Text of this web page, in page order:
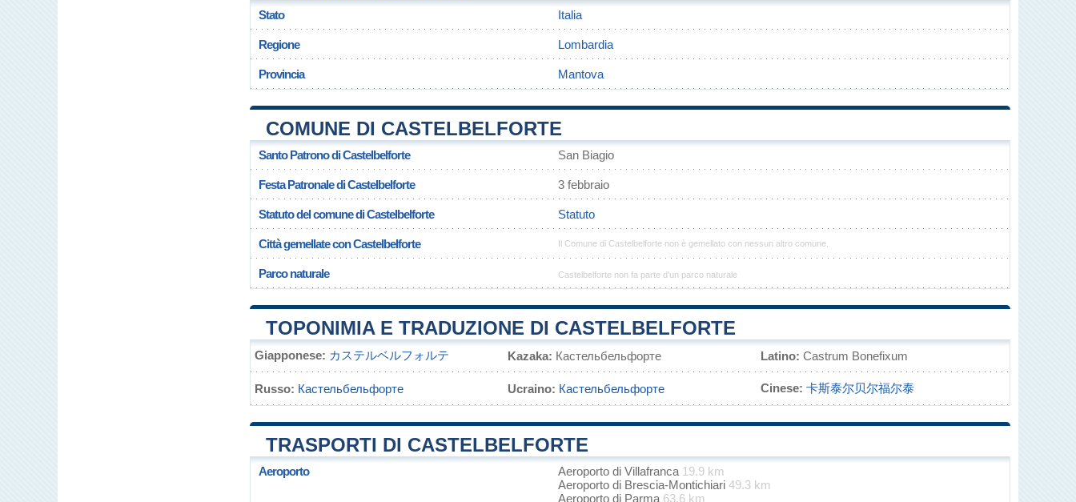
Stato Italia
Regione Lombardia
Provincia Mantova
COMUNE DI CASTELBELFORTE
Santo Patrono di Castelbelforte San Biagio
Festa Patronale di Castelbelforte 3 febbraio
Statuto del comune di Castelbelforte Statuto
Città gemellate con Castelbelforte Il Comune di Castelbelforte non è gemellato con nessun altro comune.
Parco naturale Castelbelforte non fa parte d'un parco naturale
TOPONIMIA E TRADUZIONE DI CASTELBELFORTE
Giapponese: カステルベルフォルテ Kazaka: Кастельбельфорте Latino: Castrum Bonefixum
Russo: Кастельбельфорте Ucraino: Кастельбельфорте Cinese: 卡斯泰尔贝尔福尔泰
TRASPORTI DI CASTELBELFORTE
Aeroporto Aeroporto di Villafranca 19.9 km
Aeroporto di Brescia-Montichiari 49.3 km
Aeroporto di Parma 63.6 km